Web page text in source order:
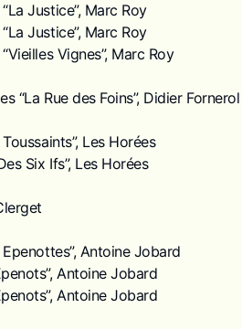
Justice”, Marc Roy
Justice”, Marc Roy
Vignes”, Marc Roy
“La Rue des Foins”, Didier Fornerol
Les Horées
Six Ifs”, Les Horées
Epenottes”, Antoine Jobard
Antoine Jobard
Antoine Jobard